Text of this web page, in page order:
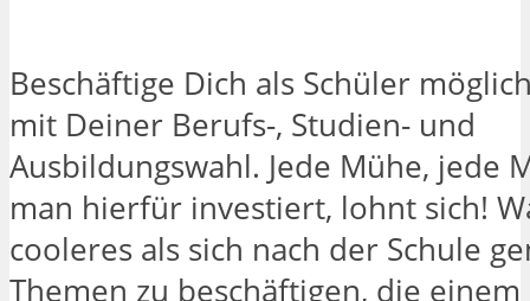
Beschäftige Dich als Schüler
mit Deiner Berufs-, Studien- und
Ausbildungswahl. Jede Mühe, jede
man hierfür investiert, lohnt sich!
cooleres als sich nach der Schule
Themen zu beschäftigen, die einem